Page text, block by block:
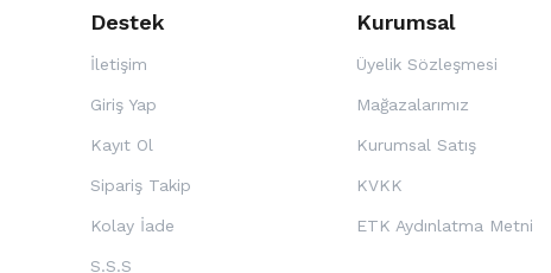
Destek
İletişim
Giriş Yap
Kayıt Ol
Sipariş Takip
Kolay İade
S.S.S
Kurumsal
Üyelik Sözleşmesi
Mağazalarımız
Kurumsal Satış
KVKK
ETK Aydınlatma Metni